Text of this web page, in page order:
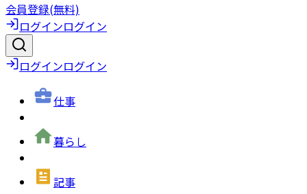
会員登録(無料)
ログインログイン
ログインログイン
仕事
暮らし
記事